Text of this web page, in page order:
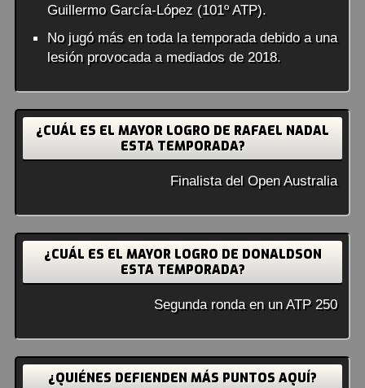
Guillermo García-López (101º ATP).
No jugó más en toda la temporada debido a una
lesión provocada a mediados de 2018.
¿CUÁL ES EL MAYOR LOGRO DE RAFAEL NADAL
ESTA TEMPORADA?
Finalista del Open Australia
¿CUÁL ES EL MAYOR LOGRO DE DONALDSON
ESTA TEMPORADA?
Segunda ronda en un ATP 250
¿QUIÉNES DEFIENDEN MÁS PUNTOS AQUÍ?